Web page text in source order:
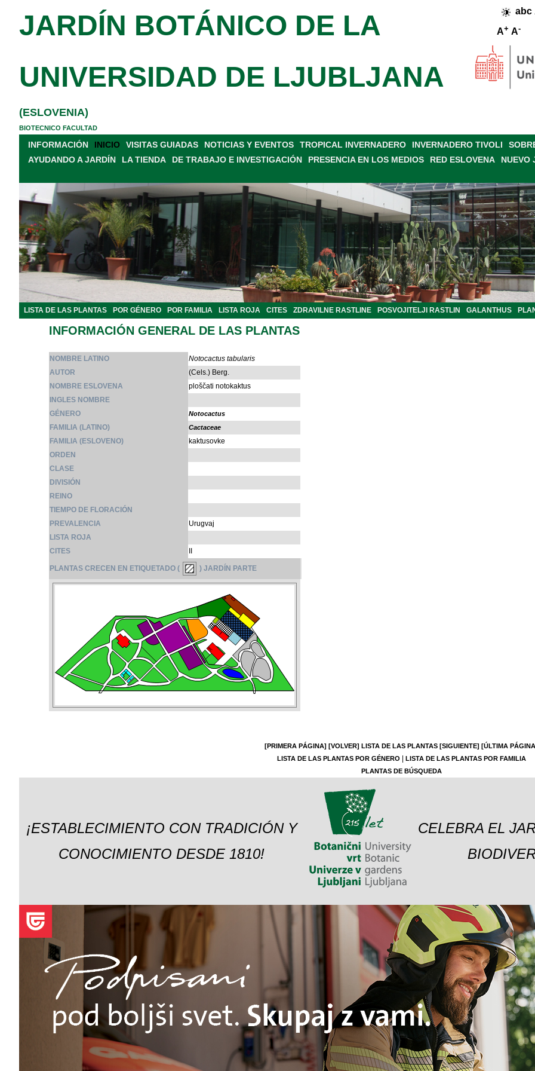
abc
A+ A-
JARDÍN BOTÁNICO DE LA
UNIVERSIDAD DE LJUBLJANA
(ESLOVENIA)
BIOTECNICO FACULTAD
INFORMACIÓN INICIO VISITAS GUIADAS NOTICIAS Y EVENTOS TROPICAL INVERNADERO INVERNADERO TIVOLI
AYUDANDO A JARDÍN
LA TIENDA DE TRABAJO E INVESTIGACIÓN PRESENCIA EN LOS MEDIOS RED ESLOVENA NUEVO
LISTA DE LAS PLANTAS POR GÉNERO POR FAMILIA LISTA ROJA CITES ZDRAVILNE RASTLINE POSVOJITELJI RASTLIN GALANTHUS
INFORMACIÓN GENERAL DE LAS PLANTAS
NOMBRE LATINO
Notocactus tabularis
AUTOR
(Cels.) Berg.
NOMBRE ESLOVENA
ploščati notokaktus
INGLES NOMBRE
GÉNERO
Notocactus
FAMILIA (LATINO) Cactaceae
FAMILIA (ESLOVENO)
kaktusovke
ORDEN
CLASE
DIVISIÓN
REINO
TIEMPO DE FLORACIÓN
PREVALENCIA
Urugvaj
LISTA ROJA
CITES
PLANTAS CRECEN EN ETIQUETADO ( ) JARDÍN PARTE
[PRIMERA PÁGINA] [VOLVER] LISTA DE LAS PLANTAS [SIGUIENTE] [ÚLTIMA
LISTA DE LAS PLANTAS POR GÉNERO
LISTA DE LAS PLANTAS POR FAMILIA
PLANTAS DE BÚSQUEDA
¡ESTABLECIMIENTO CON TRADICIÓN Y
CONOCIMIENTO DESDE 1810!
CELEBRA EL